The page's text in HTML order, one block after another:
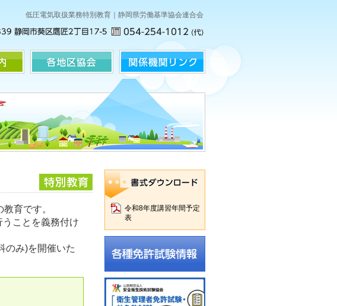
低圧電気取扱業務特別教育｜静岡県労働基準協会連合会
育です。
ことを義務付け
のみ)を開催いた
令和8年度講習年間予定
表